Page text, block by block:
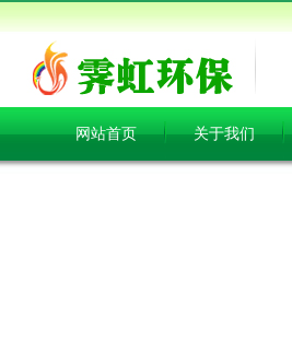
网站首页 关于我们